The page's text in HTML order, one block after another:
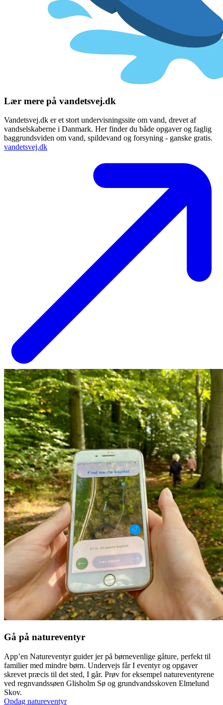
Lær mere på vandetsvej.dk
Vandetsvej.dk er et stort undervisningssite om vand, drevet af
vandselskaberne i Danmark. Her finder du både opgaver og faglig
baggrundsviden om vand, spildevand og forsyning - ganske gratis.
vandetsvej.dk
Gå på natureventyr
App’en Natureventyr guider jer på børnevenlige gåture, perfekt til
familier med mindre børn. Undervejs får I eventyr og opgaver
skrevet præcis til det sted, I går. Prøv for eksempel natureventyrene
ved regnvandssøen Glisholm Sø og grundvandsskoven Elmelund
Skov.
Opdag natureventyr